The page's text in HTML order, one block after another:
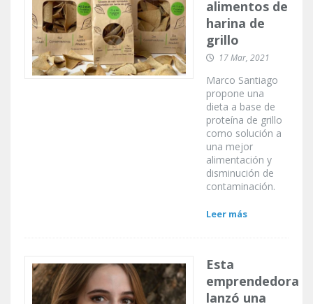
alimentos de
harina de
grillo
17 Mar, 2021
Marco Santiago
propone una
dieta a base de
proteína de grillo
como solución a
una mejor
alimentación y
disminución de
contaminación.
Leer más
Esta
emprendedora
lanzó una